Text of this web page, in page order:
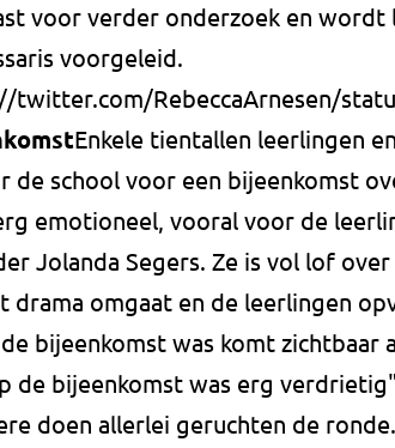
voor verder onderzoek en wordt
voorgeleid.
twitter.com/RebeccaArnesen/
Enkele tientallen leerlingen
de school voor een bijeenkomst
emotioneel, vooral voor de
Jolanda Segers. Ze is vol lof
drama omgaat en de leerlingen
bijeenkomst was komt zichtbaar
de bijeenkomst was erg
doen allerlei geruchten de